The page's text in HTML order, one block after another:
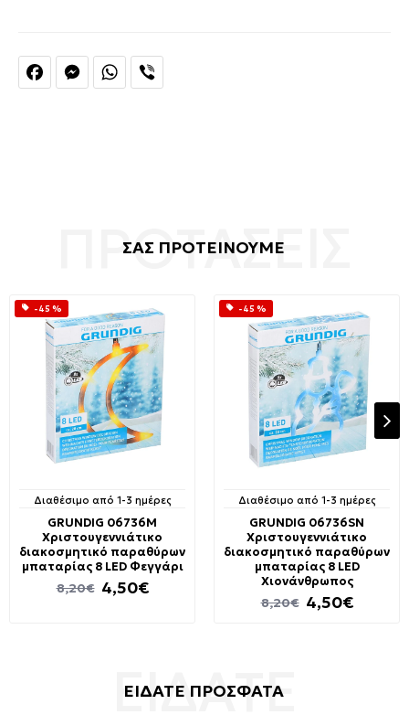
FacebookMessengerWhatsApp
ΣΑΣ ΠΡΟΤΕΙΝΟΥΜΕ
-45 %
Διαθέσιμο από 1-3 ημέρες
GRUNDIG 06736M
Χριστουγεννιάτικο
διακοσμητικό παραθύρων
μπαταρίας 8 LED Φεγγάρι
4,50€
8,20€
-45 %
Διαθέσιμο από 1-3 ημέρες
GRUNDIG 06736SN
Χριστουγεννιάτικο
διακοσμητικό παραθύρων
μπαταρίας 8 LED
Χιονάνθρωπος
4,50€
8,20€
ΕΙΔΑΤΕ ΠΡΟΣΦΑΤΑ